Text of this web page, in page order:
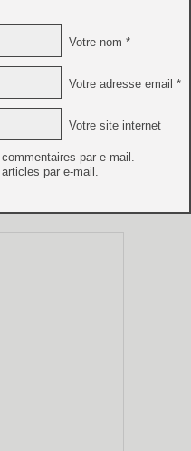
Votre nom *
Votre adresse email *
Votre site internet
par e-mail.
par e-mail.